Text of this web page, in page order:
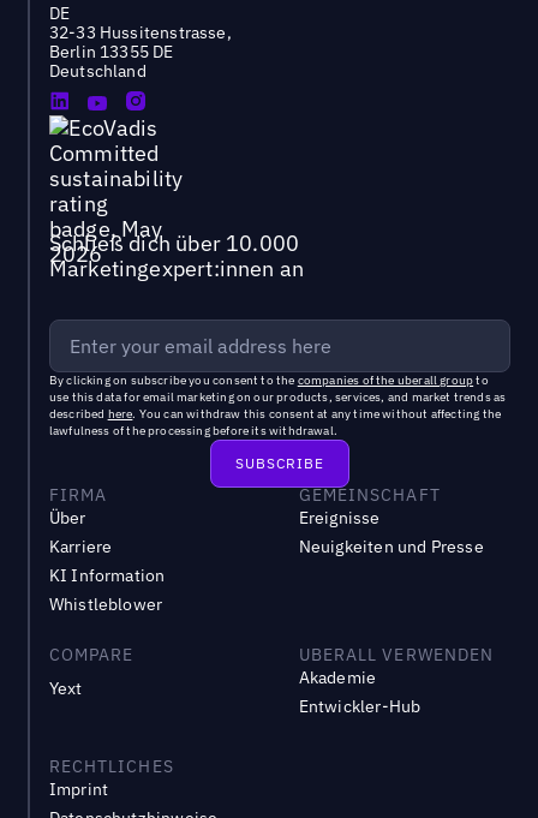
DE
32-33 Hussitenstrasse,
Berlin 13355 DE
Deutschland
Schließ dich über 10.000
Marketingexpert:innen an
By clicking on subscribe you consent to the companies of the uberall groupto
use this data for email marketing on our products, services, and market trends as
described here. You can withdraw this consent at any time without affecting the
lawfulness of the processing before its withdrawal.
FIRMA
Über
Karriere
KI Information
Whistleblower
GEMEINSCHAFT
Ereignisse
Neuigkeiten und Presse
COMPARE
Yext
UBERALL VERWENDEN
Akademie
Entwickler-Hub
RECHTLICHES
Imprint